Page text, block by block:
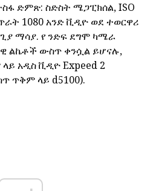
ድምጽ: ስድስት ሜጋፒክሰል, ISO
1080 አንድ ቪዲዮ ወደ ተወርዋሪ
ማሳያ. የ ንድፍ ደግሞ ካሜራ
ልኬቶች ውስጥ ቀንሷል ይሆናሉ,
አዲስ ቪዲዮ Expeed 2
ጥቅም ላይ d5100).